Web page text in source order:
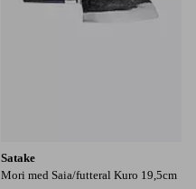
Satake
Mori med Saia/futteral Kuro 19,5cm